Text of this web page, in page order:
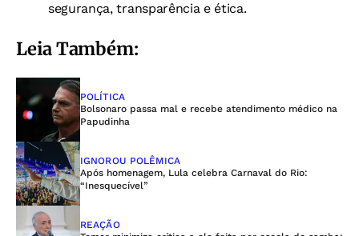
segurança, transparência e ética.
Leia Também:
POLÍTICA
Bolsonaro passa mal e recebe atendimento médico na
Papudinha
IGNOROU POLÊMICA
Após homenagem, Lula celebra Carnaval do Rio:
“Inesquecível”
REAÇÃO